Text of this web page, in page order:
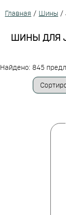
Главная / Шины /
ШИНЫ ДЛЯ
Найдено: 845